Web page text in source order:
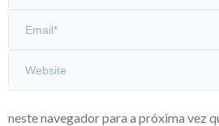
neste navegador para a próxima vez